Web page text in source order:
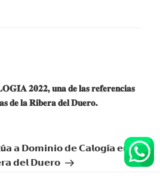
𝟐𝟎𝟐𝟐, 𝐮𝐧𝐚 𝐝𝐞 𝐥𝐚𝐬 𝐫𝐞𝐟𝐞𝐫𝐞𝐧𝐜𝐢𝐚𝐬
𝐝𝐞 𝐥𝐚 𝐑𝐢𝐛𝐞𝐫𝐚 𝐝𝐞𝐥 𝐃𝐮𝐞𝐫𝐨.
𝗮 𝗗𝗼𝗺𝗶𝗻𝗶𝗼 𝗱𝗲 𝗖𝗮𝗹𝗼𝗴í𝗮 𝗲𝗻 𝗹𝗼
𝗱𝗲𝗹 𝗗𝘂𝗲𝗿𝗼